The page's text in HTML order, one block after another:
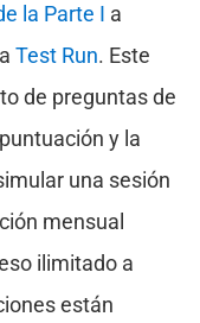
la Parte I a
Test Run. Este
de preguntas de
y la
una sesión
mensual
ilimitado a
están